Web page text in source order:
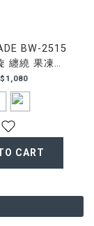
BW-2515
纏繞 果凍棉
褲
CART